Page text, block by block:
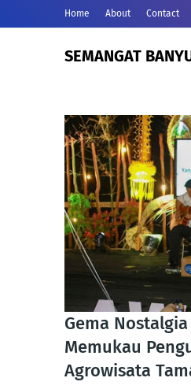
Home About Contact
SEMANGAT
Gema
Memukau
Agrowisata